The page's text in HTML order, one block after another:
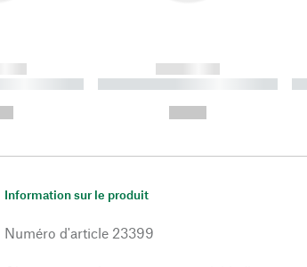
----------
------------
----------- ----------- ----------
Information sur le produit
Numéro d'article 23399